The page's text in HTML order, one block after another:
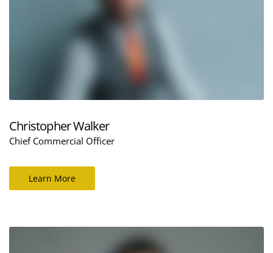
Christopher Walker
Chief Commercial Officer
Learn More